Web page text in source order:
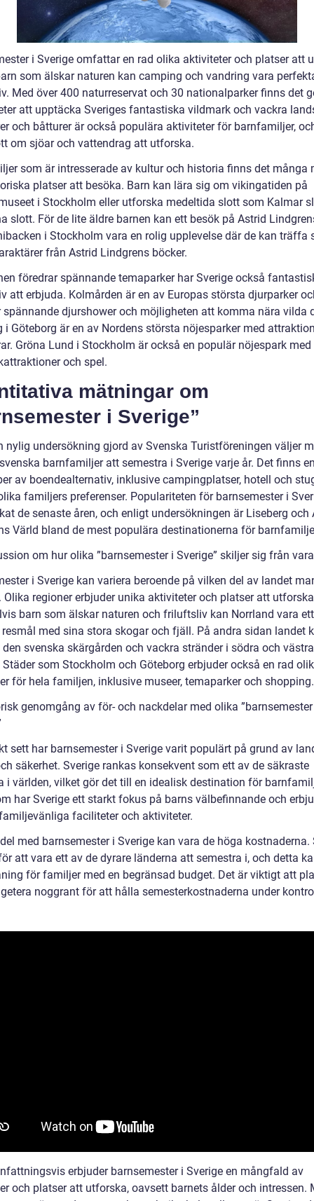
i Sverige omfattar en rad olika aktiviteter och platser att
som älskar naturen kan camping och vandring vara
Med över 400 naturreservat och 30 nationalparker finns det
att upptäcka Sveriges fantastiska vildmark och vackra
och båtturer är också populära aktiviteter för barnfamiljer,
om sjöar och vattendrag att utforska.
som är intresserade av kultur och historia finns det många
platser att besöka. Barn kan lära sig om vikingatiden på
i Stockholm eller utforska medeltida slott som Kalmar
slott. För de lite äldre barnen kan ett besök på Astrid
i Stockholm vara en rolig upplevelse där de kan träffa
från Astrid Lindgrens böcker.
föredrar spännande temaparker har Sverige också
att erbjuda. Kolmården är en av Europas största djurparker
spännande djurshower och möjligheten att komma nära vilda
i Göteborg är en av Nordens största nöjesparker med
Gröna Lund i Stockholm är också en populär nöjespark
och spel.
mätningar om
i Sverige”
nylig undersökning gjord av Svenska Turistföreningen väljer
barnfamiljer att semestra i Sverige varje år. Det finns
av boendealternativ, inklusive campingplatser, hotell och
familjers preferenser. Populariteten för barnsemester i
de senaste åren, och enligt undersökningen är Liseberg och
Värld bland de mest populära destinationerna för
om hur olika ”barnsemester i Sverige” skiljer sig från
i Sverige kan variera beroende på vilken del av landet
Olika regioner erbjuder unika aktiviteter och platser att
barn som älskar naturen och friluftsliv kan Norrland vara ett
med sina stora skogar och fjäll. På andra sidan landet
svenska skärgården och vackra stränder i södra och västra
Städer som Stockholm och Göteborg erbjuder också en rad
för hela familjen, inklusive museer, temaparker och shopping.
genomgång av för- och nackdelar med olika
sett har barnsemester i Sverige varit populärt på grund av
säkerhet. Sverige rankas konsekvent som ett av de säkraste
i världen, vilket gör det till en idealisk destination för
har Sverige ett starkt fokus på barns välbefinnande och
faciliteter och aktiviteter.
med barnsemester i Sverige kan vara de höga kostnaderna.
att vara ett av de dyrare länderna att semestra i, och detta
för familjer med en begränsad budget. Det är viktigt att
noggrant för att hålla semesterkostnaderna under
erbjuder barnsemester i Sverige en mångfald av
och platser att utforska, oavsett barnets ålder och intressen.